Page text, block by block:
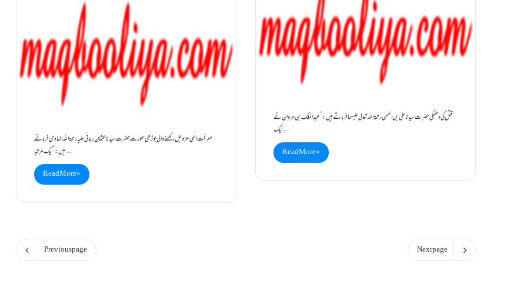
قتل کی دھمکی حضرت سیدنا علی بن الحسن رحمۃ اللہ تعالیٰ علیہما فرماتے ہیں :” عبدالملک بن مروان نے
ایک…
Read More »
معرفتِ الٰہی عزوجل رکھنے والی بوڑھی عورت حضرت سیدنا عثمان رجائی علیہ رحمۃ اللہ الھادی فرماتے
ہیں :” ایک مرتبہ…
Read More »
Previous page Next page